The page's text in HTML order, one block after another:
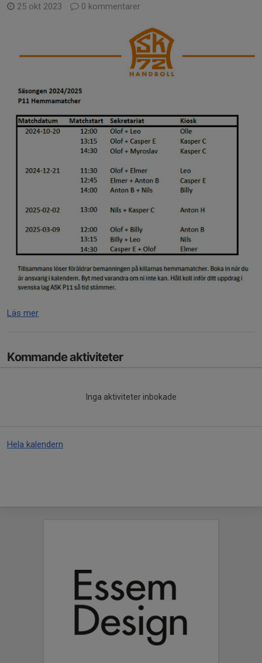
25 okt 2023 0 kommentarer
Läs mer
Kommande aktiviteter
Inga aktiviteter inbokade
Hela kalendern